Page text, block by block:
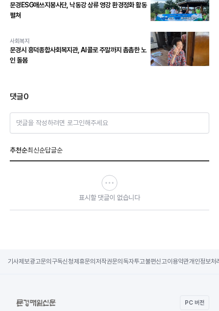
문경ESG애쓰지봉사단, 낙동강 상류 영강 환경정화 활동
펼쳐
사회복지
문경시 흥덕종합사회복지관, AI콜로 주말까지 촘촘한 노
인 돌봄
댓글0
댓글을 작성하려면 로그인해주세요
추천순최신순답글순
표시할 댓글이 없습니다
기사제보광고문의 구독신청제휴문의 저작권문의 독자투고불편신고이용약관개인정보처
PC 버전